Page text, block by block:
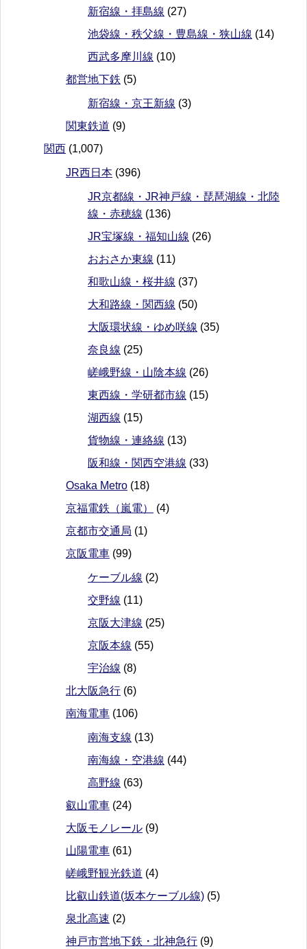
新宿線・拝島線 (27)
池袋線・秩父線・豊島線・狭山線 (14)
西武多摩川線 (10)
都営地下鉄 (5)
新宿線・京王新線 (3)
関東鉄道 (9)
関西 (1,007)
JR西日本 (396)
JR京都線・JR神戸線・琵琶湖線・北陸
線・赤穂線 (136)
JR宝塚線・福知山線 (26)
おおさか東線 (11)
和歌山線・桜井線 (37)
大和路線・関西線 (50)
大阪環状線・ゆめ咲線 (35)
奈良線 (25)
嵯峨野線・山陰本線 (26)
東西線・学研都市線 (15)
湖西線 (15)
貨物線・連絡線 (13)
阪和線・関西空港線 (33)
Osaka Metro (18)
京福電鉄（嵐電）
(4)
京都市交通局 (1)
京阪電車 (99)
ケーブル線 (2)
交野線 (11)
京阪大津線 (25)
京阪本線 (55)
宇治線 (8)
北大阪急行 (6)
南海電車 (106)
南海支線 (13)
南海線・空港線 (44)
高野線 (63)
叡山電車 (24)
大阪モノレール (9)
山陽電車 (61)
嵯峨野観光鉄道 (4)
比叡山鉄道(坂本ケーブル線) (5)
泉北高速 (2)
神戸市営地下鉄・北神急行 (9)